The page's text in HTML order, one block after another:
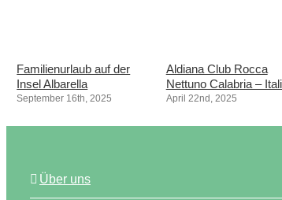
Familienurlaub auf der
Insel Albarella
September 16th, 2025
Aldiana Club Rocca
Nettuno Calabria –
April 22nd, 2025
Über uns